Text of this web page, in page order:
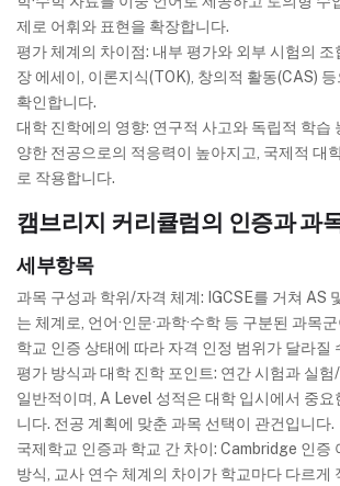
제로 어휘와 표현을 확장합니다.
평가 체계의 차이점: 내부 평가와 외부 시험의
장 에세이, 이론지식(TOK), 창의적 활동(CAS)
확인합니다.
대학 진학에의 영향: 연구적 사고와 독립적 학습
양한 전공으로의 적응력이 높아지고, 국제적 대
로 작용합니다.
캠브리지 커리큘럼의 인증과 과
세부항목
과목 구성과 학위/자격 체계: IGCSE를 거쳐 AS
는 체계로, 언어·인문·과학·수학 등 구분된 과목
학교 인증 상태에 따라 자격 인정 범위가 달라질
평가 방식과 대학 진학 포인트: 연간 시험과 실
일반적이며, A Level 성적은 대학 입시에서 중
니다. 전공 계획에 맞춘 과목 선택이 관건입니다.
국제학교 인증과 학교 간 차이: Cambridge 인증
방식, 교사 연수 체계의 차이가 학교마다 다르게